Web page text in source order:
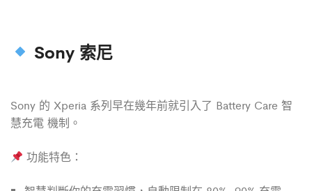
Sony 索尼
Sony 的 Xperia 系列早在幾年前就引入了 Battery Care 智
慧充電 機制。
功能特色：